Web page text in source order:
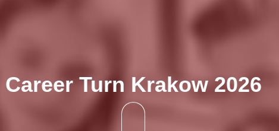
Career Turn Krakow 2026